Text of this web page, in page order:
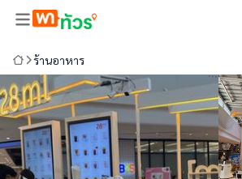
ร้านอาหาร